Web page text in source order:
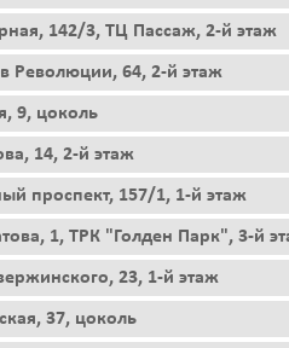
142/3, ТЦ Пассаж, 2-й этаж
Революции, 64, 2-й этаж
9, цоколь
14, 2-й этаж
проспект, 157/1, 1-й этаж
1, ТРК "Голден Парк", 3-й
23, 1-й этаж
37, цоколь